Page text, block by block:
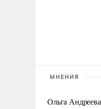
МНЕНИЯ
Ольга Андреева